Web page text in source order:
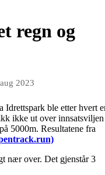
regn og
2023
Idrettspark ble etter hvert
ikke ut over innsatsviljen
5000m. Resultatene fra
nær over. Det gjenstår 3